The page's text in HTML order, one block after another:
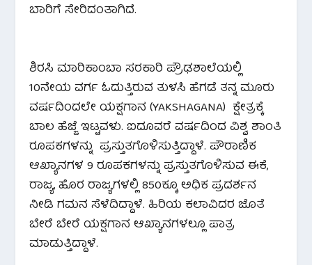
ಬಾರಿಗೆ ಸೇರಿದಂತಾಗಿದೆ.
ಶಿರಸಿ ಮಾರಿಕಾಂಬಾ ಸರಕಾರಿ ಪ್ರೌಢಶಾಲೆಯಲ್ಲಿ
10ನೇಯ ವರ್ಗ ಓದುತ್ತಿರುವ ತುಳಸಿ ಹೆಗಡೆ ತನ್ನ ಮೂರು
ವರ್ಷದಿಂದಲೇ ಯಕ್ಷಗಾನ (YAKSHAGANA) ಕ್ಷೇತ್ರಕ್ಕೆ
ಬಾಲ ಹೆಜ್ಜೆ ಇಟ್ಟವಳು. ಐದೂವರೆ ವರ್ಷದಿಂದ ವಿಶ್ವ ಶಾಂತಿ
ರೂಪಕಗಳನ್ನು ಪ್ರಸ್ತುತಗೊಳಿಸುತ್ತಿದ್ದಾಳೆ. ಪೌರಾಣಿಕ
ಆಖ್ಯಾನಗಳ 9 ರೂಪಕಗಳನ್ನು ಪ್ರಸ್ತುತಗೊಳಿಸುವ ಈಕೆ,
ರಾಜ್ಯ, ಹೊರ ರಾಜ್ಯಗಳಲ್ಲಿ 850ಕ್ಕೂ ಅಧಿಕ ಪ್ರದರ್ಶನ
ನೀಡಿ ಗಮನ ಸೆಳೆದಿದ್ದಾಳೆ. ಹಿರಿಯ ಕಲಾವಿದರ ಜೊತೆ
ಬೇರೆ ಬೇರೆ ಯಕ್ಷಗಾನ ಆಖ್ಯಾನಗಳಲ್ಲೂ ಪಾತ್ರ
ಮಾಡುತ್ತಿದ್ದಾಳೆ.